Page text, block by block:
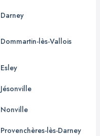
Darney
Dommartin-lès-Vallois
Esley
Jésonville
Nonville
Provenchères-lès-Darney